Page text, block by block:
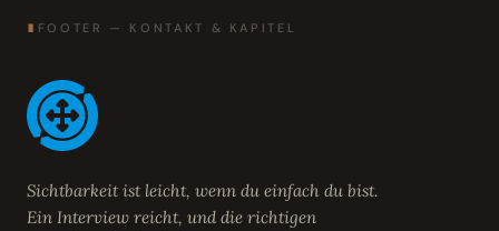
∎ FOOTER — KONTAKT & KAPITEL
Sichtbarkeit ist leicht, wenn du einfach du bist.
Ein Interview reicht, und die richtigen